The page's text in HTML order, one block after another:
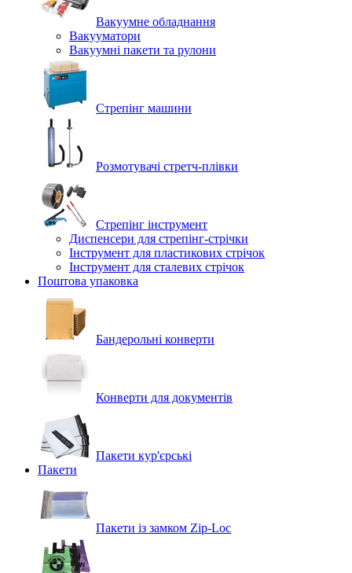
Вакуумне обладнання
Вакууматори
Вакуумні пакети та рулони
Стрепінг машини
Розмотувачі стретч-плівки
Стрепінг інструмент
Диспенсери для стрепінг-стрічки
Інструмент для пластикових стрічок
Інструмент для сталевих стрічок
Поштова упаковка
Бандерольні конверти
Конверти для документів
Пакети кур'єрські
Пакети
Пакети із замком Zip-Loc